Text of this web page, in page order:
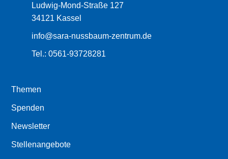
Ludwig-Mond-Straße 127
34121 Kassel
info@sara-nussbaum-zentrum.de
Tel.: 0561-93728281
Themen
Spenden
Newsletter
Stellenangebote